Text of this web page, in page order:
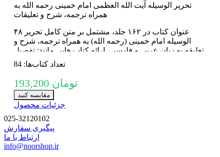
تحریر الوسیله آیت الله العظمی امام خمینی رحمه الله به
همراه ترجمه، شرح و تعلیقات
۴۸ عنوان کتاب در ۱۶۲ جلد، مشتمل بر‌ متن کامل تحریر
الوسیله امام خمینی (رحمه الله) به همراه ترجمه، شرح و
تعلیقه به زبان عربی و فارسی، ارائه کتاب‌ هایی مانند: تفصیل
الشریعه فی شرح تحریر الوسیله، انوار الفقاهه فی شرح
تحریر الوسیله، دلیل التحریر، مباحث حقوقی تحریر الوسیله و
تعداد کتاب‌ها: 84
193,200 تومان
مقایسه کنید
جزئیات محصول
025-32120102
پیگیری سفارش
ارتباط با ما
info@noorshop.ir